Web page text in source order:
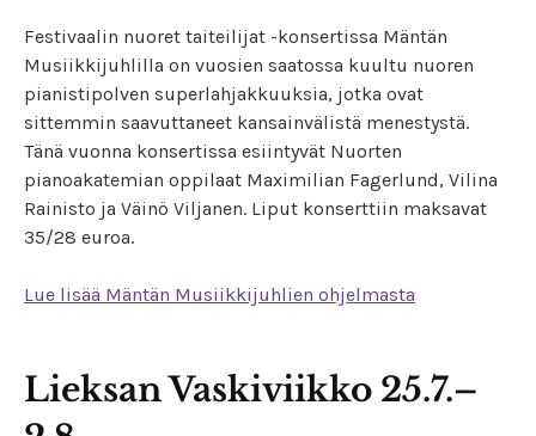
Festivaalin nuoret taiteilijat -konsertissa Mäntän
Musiikkijuhlilla on vuosien saatossa kuultu nuoren
pianistipolven superlahjakkuuksia, jotka ovat
sittemmin saavuttaneet kansainvälistä menestystä.
Tänä vuonna konsertissa esiintyvät Nuorten
pianoakatemian oppilaat Maximilian Fagerlund, Vilina
Rainisto ja Väinö Viljanen. Liput konserttiin maksavat
35/28 euroa.
Lue lisää Mäntän Musiikkijuhlien ohjelmasta
Lieksan Vaskiviikko 25.7.–